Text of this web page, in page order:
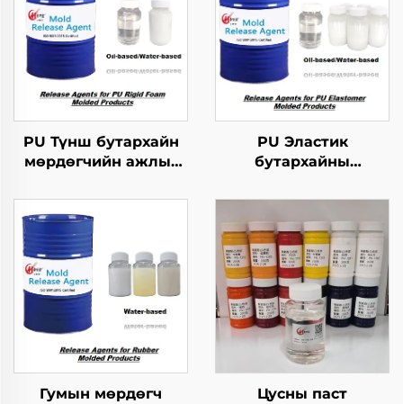
PU Түнш бутархайн
мөрдөгчийн ажлыг
PU Эластик
бутархайны
зохицуулах тусгайлал
Гумын мөрдөгч
Цусны паст